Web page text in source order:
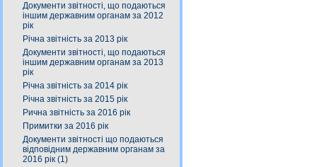
Документи звітності, що подаються
іншим державним органам за 2012
рік
Річна звітність за 2013 рік
Документи звітності, що подаються
іншим державним органам за 2013
рік
Річна звітність за 2014 рік
Річна звітність за 2015 рік
Рична звітність за 2016 рік
Примитки за 2016 рік
Документи звітності що подаються
відповідним державним органам за
2016 рік (1)